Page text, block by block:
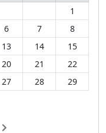
1
6 7
8
13 14
15
20 21
22
27 28
29